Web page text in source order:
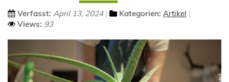
Verfasst: April 13, 2024 Kategorien: Artikel
Views: 93